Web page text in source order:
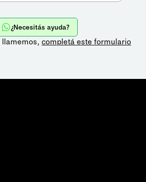
¿Necesitás ayuda?
llamemos, completá este formulario